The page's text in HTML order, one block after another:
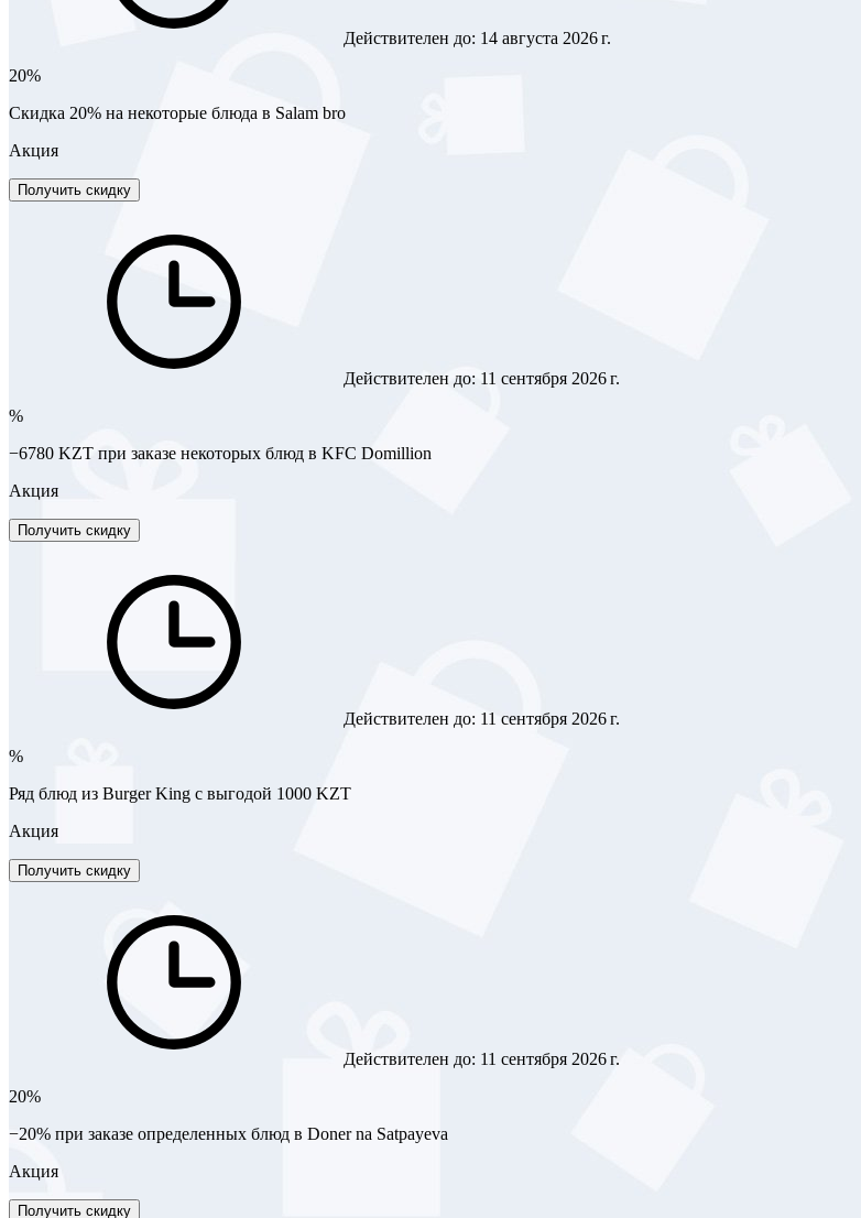
Действителен до: 14 августа 2026 г.
20%
Скидка 20% на некоторые блюда в Salam bro
Акция
Получить скидку
Действителен до: 11 сентября 2026 г.
%
−6780 KZT при заказе некоторых блюд в KFC Domillion
Акция
Получить скидку
Действителен до: 11 сентября 2026 г.
%
Ряд блюд из Burger King с выгодой 1000 KZT
Акция
Получить скидку
Действителен до: 11 сентября 2026 г.
20%
−20% при заказе определенных блюд в Doner na Satpayeva
Акция
Получить скидку